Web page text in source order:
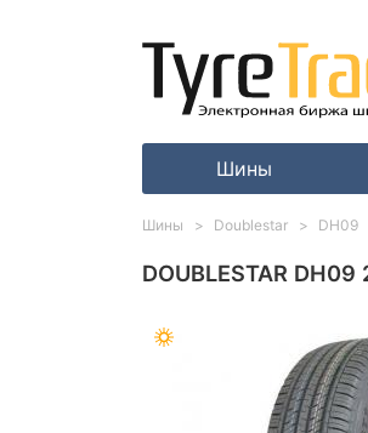
Шины
DOUBLESTAR
Шины Doublestar DH09